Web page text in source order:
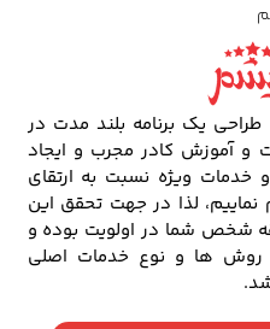
طراحی یک برنامه بلند مدت در
و آموزش کادر مجرب و ایجاد
خدمات ویژه نسبت به ارتقای
لذا در جهت تحقق این
شخص شما در اولویت بوده و
روش ها و نوع خدمات اصلی